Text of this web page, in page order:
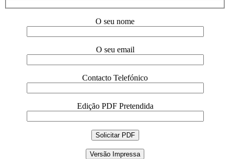
O seu nome
O seu email
Contacto Telefónico
Edição PDF Pretendida
Versão Impressa